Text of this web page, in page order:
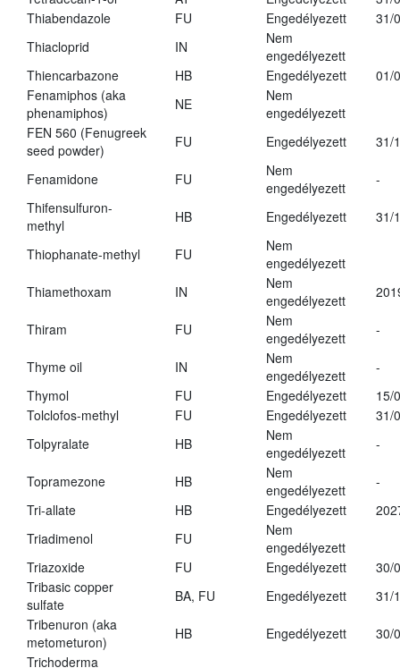
Thiabendazole
FU Engedélyezett
31/
Thiacloprid
IN
Nem
engedélyezett
Thiencarbazone
HB Engedélyezett
01/
Fenamiphos (aka
phenamiphos)
NE
Nem
engedélyezett
FEN 560 (Fenugreek
seed powder)
FU Engedélyezett 31/
Fenamidone FU
Nem
engedélyezett
-
Thifensulfuron-
methyl
HB Engedélyezett 31/
Thiophanate-methyl FU
Nem
engedélyezett
Thiamethoxam
IN
Nem
engedélyezett
Thiram FU
Nem
engedélyezett
-
Thyme oil IN
Nem
engedélyezett
-
Thymol
FU Engedélyezett
15/
Tolclofos-methyl
FU Engedélyezett
31/
Tolpyralate
HB
Nem
engedélyezett
-
Topramezone HB
Nem
engedélyezett
-
Tri-allate
HB Engedélyezett
Triadimenol
FU
Nem
engedélyezett
Triazoxide
FU Engedélyezett
30/
Tribasic copper
sulfate
BA, FU Engedélyezett
31/
Tribenuron (aka
metometuron)
HB Engedélyezett
30/
Trichoderma